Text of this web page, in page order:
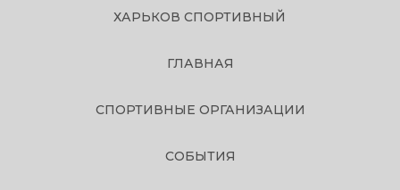
ХАРЬКОВ СПОРТИВНЫЙ
ГЛАВНАЯ
СПОРТИВНЫЕ ОРГАНИЗАЦИИ
СОБЫТИЯ